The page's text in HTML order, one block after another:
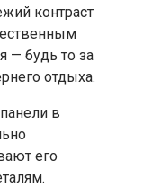
контраст
— будь то за
отдыха.
в
его